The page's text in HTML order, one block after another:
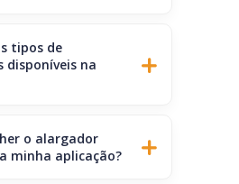
tipos de
disponíveis na
o alargador
minha aplicação?